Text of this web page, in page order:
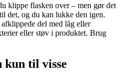
klippe flasken over – men gør det
det, og du kan lukke den igen.
del med låg eller
eller støv i produktet. Brug
kun til visse